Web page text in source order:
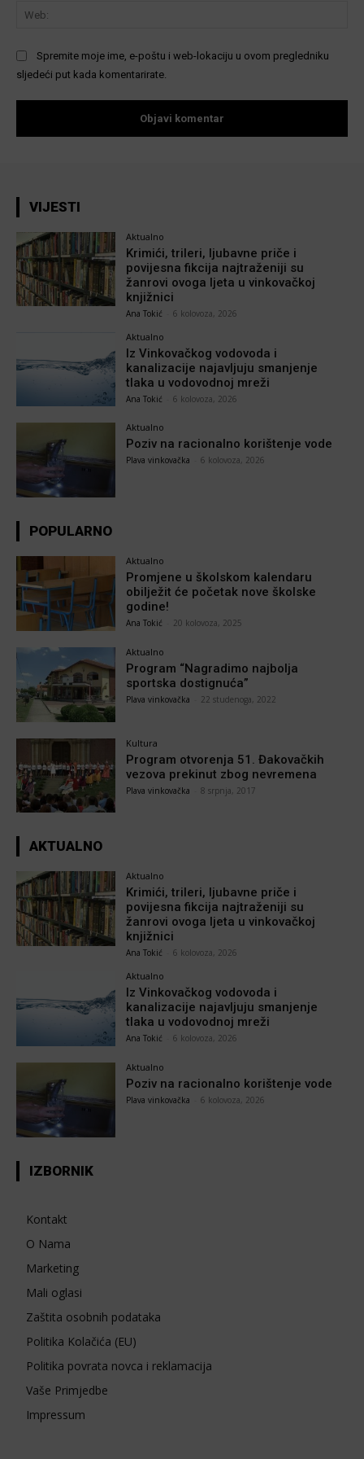
Spremite moje ime, e-poštu i web-lokaciju u ovom pregledniku
sljedeći put kada komentarirate.
VIJESTI
Aktualno
Krimići, trileri, ljubavne priče i
povijesna fikcija najtraženiji su
žanrovi ovoga ljeta u vinkovačkoj
knjižnici
Ana Tokić 6 kolovoza, 2026
Aktualno
Iz Vinkovačkog vodovoda i
kanalizacije najavljuju smanjenje
tlaka u vodovodnoj mreži
Ana Tokić 6 kolovoza, 2026
Aktualno
Poziv na racionalno korištenje vode
Plava vinkovačka 6 kolovoza, 2026
POPULARNO
Aktualno
Promjene u školskom kalendaru
obilježit će početak nove školske
godine!
Ana Tokić 20 kolovoza, 2025
Aktualno
Program “Nagradimo najbolja
sportska dostignuća”
Plava vinkovačka 22 studenoga, 2022
Kultura
Program otvorenja 51. Đakovačkih
vezova prekinut zbog nevremena
Plava vinkovačka 8 srpnja, 2017
AKTUALNO
Aktualno
Krimići, trileri, ljubavne priče i
povijesna fikcija najtraženiji su
žanrovi ovoga ljeta u vinkovačkoj
knjižnici
Ana Tokić 6 kolovoza, 2026
Aktualno
Iz Vinkovačkog vodovoda i
kanalizacije najavljuju smanjenje
tlaka u vodovodnoj mreži
Ana Tokić 6 kolovoza, 2026
Aktualno
Poziv na racionalno korištenje vode
Plava vinkovačka 6 kolovoza, 2026
IZBORNIK
Kontakt
O Nama
Marketing
Mali oglasi
Zaštita osobnih podataka
Politika Kolačića (EU)
Politika povrata novca i reklamacija
Vaše Primjedbe
Impressum